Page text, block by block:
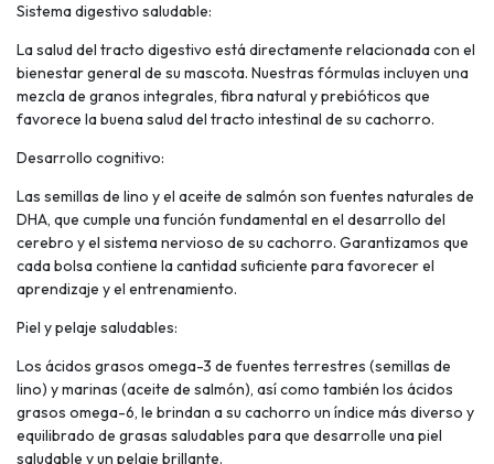
Sistema digestivo saludable:
La salud del tracto digestivo está directamente relacionada con el
bienestar general de su mascota. Nuestras fórmulas incluyen una
mezcla de granos integrales, fibra natural y prebióticos que
favorece la buena salud del tracto intestinal de su cachorro.
Desarrollo cognitivo:
Las semillas de lino y el aceite de salmón son fuentes naturales de
DHA, que cumple una función fundamental en el desarrollo del
cerebro y el sistema nervioso de su cachorro. Garantizamos que
cada bolsa contiene la cantidad suficiente para favorecer el
aprendizaje y el entrenamiento.
Piel y pelaje saludables:
Los ácidos grasos omega-3 de fuentes terrestres (semillas de
lino) y marinas (aceite de salmón), así como también los ácidos
grasos omega-6, le brindan a su cachorro un índice más diverso y
equilibrado de grasas saludables para que desarrolle una piel
saludable y un pelaje brillante.